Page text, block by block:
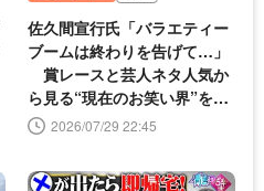
佐久間宣行氏「バラエティー
ブームは終わりを告げて…」
賞レースと芸人ネタ人気か
ら見る“現在のお笑い界”を分
析 2026/07/29 22:45